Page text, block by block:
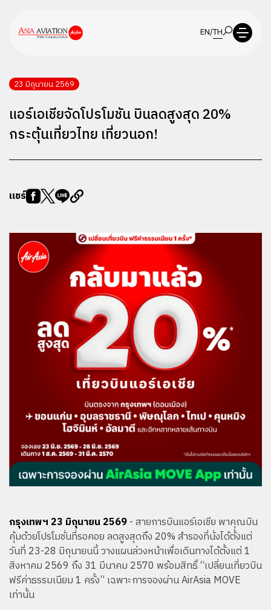
EN/TH
23 มิถุนายน 2569
แอร์เอเชียจัดโปรโมชัน บินลดสูงสุด 20%
กระตุ้นเที่ยวไทย เที่ยวนอก!
แชร์
กรุงเทพฯ 23 มิถุนายน 2569- สายการบินแอร์เอเชีย พาคุณบิน
คุ้มด้วยโปรโมชั่นที่รอคอย ลดสูงสุดถึง 20% สำรองที่นั่งได้ตั้งแต่
วันที่ 23-28 มิถุนายนนี้ วางแผนล่วงหน้าเพื่อเดินทางได้ตั้งแต่ 1
สิงหาคม 2569 ถึง 31 มีนาคม 2570 พร้อมสิทธิ์ “เปลี่ยนเที่ยวบิน
ฟรีค่าธรรมเนียม 1 ครั้ง” เฉพาะการจองผ่าน AirAsia MOVE
เท่านั้น